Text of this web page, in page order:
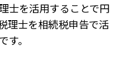
士を活用することで円
理士を相続税申告で活
。